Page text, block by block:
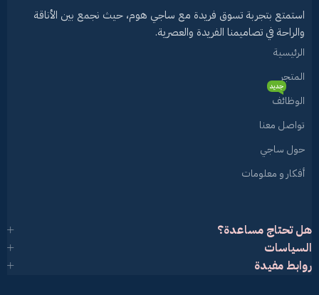
استمتع بتجربة تسوق فريدة مع ساجي هوم، حيث نجمع بين الأناقة
والراحة في تصاميمنا الفريدة والعصرية.
الرئيسية
المتجر
الوظائف
جديد
تواصل معنا
حول ساجي
أفكار و معلومات
هل تحتاج مساعدة؟
السياسات
روابط مفيدة